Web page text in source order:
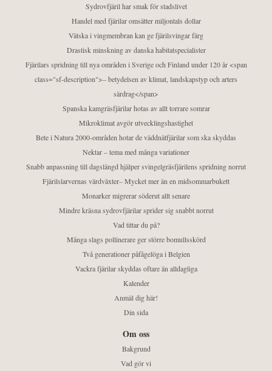
Sydrovfjäril har smak för stadslivet
Handel med fjärilar omsätter miljontals dollar
Vätska i vingmembran kan ge fjärilsvingar färg
Drastisk minskning av danska habitatspecialister
Fjärilars spridning till nya områden i Sverige och Finland under 120 år <span
class="sf-description">– betydelsen av klimat, landskapstyp och arters
särdrag</span>
Spanska kamgräsfjärilar hotas av allt torrare somrar
Mikroklimat avgör utvecklingshastighet
Bete i Natura 2000-områden hotar de väddnätfjärilar som ska skyddas
Nektar – tema med många variationer
Snabb anpassning till dagslängd hjälper svingelgräsfjärilens spridning norrut
Fjärilslarvernas värdväxter– Mycket mer än en midsommarbukett
Monarker migrerar söderut allt senare
Mindre kräsna sydrovfjärilar sprider sig snabbt norrut
Vad tittar du på?
Många slags pollinerare ger större bomullsskörd
Två generationer påfågelöga i Belgien
Vackra fjärilar skyddas oftare än alldagliga
Kalender
Anmäl dig här!
Din sida
Om oss
Bakgrund
Vad gör vi